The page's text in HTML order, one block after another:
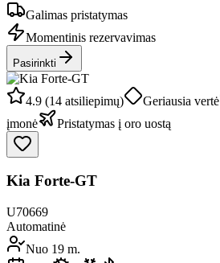
Galimas pristatymas
Momentinis rezervavimas
Pasirinkti
4.9 (14 atsiliepimų) Geriausia vertė
įmonė
Pristatymas į oro uostą
Kia Forte-GT
U70669
Automatinė
Nuo 19 m.